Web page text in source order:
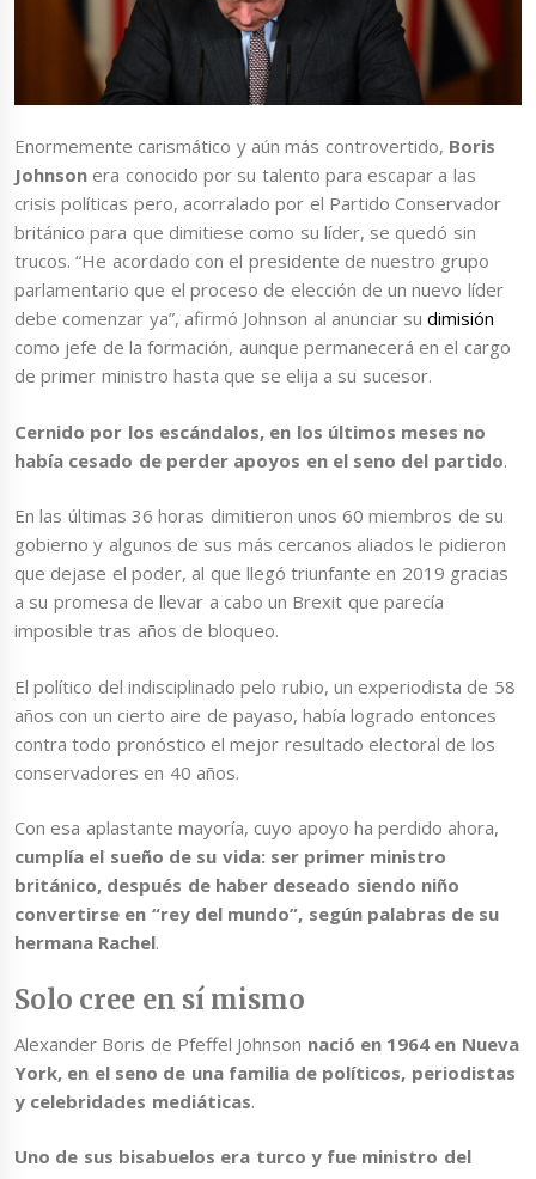
Enormemente carismático y aún más controvertido, Boris
Johnson era conocido por su talento para escapar a las
crisis políticas pero, acorralado por el Partido Conservador
británico para que dimitiese como su líder, se quedó sin
trucos. “He acordado con el presidente de nuestro grupo
parlamentario que el proceso de elección de un nuevo líder
debe comenzar ya”, afirmó Johnson al anunciar sudimisión
como jefe de la formación, aunque permanecerá en el cargo
de primer ministro hasta que se elija a su sucesor.
Cernido por los escándalos, en los últimos meses no
había cesado de perder apoyos en el seno del partido.
En las últimas 36 horas dimitieron unos 60 miembros de su
gobierno y algunos de sus más cercanos aliados le pidieron
que dejase el poder, al que llegó triunfante en 2019 gracias
a su promesa de llevar a cabo un Brexit que parecía
imposible tras años de bloqueo.
El político del indisciplinado pelo rubio, un experiodista de 58
años con un cierto aire de payaso, había logrado entonces
contra todo pronóstico el mejor resultado electoral de los
conservadores en 40 años.
Con esa aplastante mayoría, cuyo apoyo ha perdido ahora,
cumplía el sueño de su vida: ser primer ministro
británico, después de haber deseado siendo niño
convertirse en “rey del mundo”, según palabras de su
hermana Rachel.
Solo cree en sí mismo
Alexander Boris de Pfeffel Johnson nació en 1964 en Nueva
York, en el seno de una familia de políticos, periodistas
y celebridades mediáticas.
Uno de sus bisabuelos era turco y fue ministro del